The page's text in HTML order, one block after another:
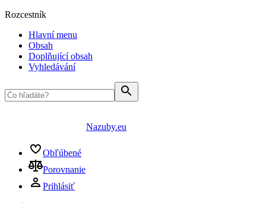
Rozcestník
Hlavní menu
Obsah
Doplňující obsah
Vyhledávání
Nazuby.eu
Obľúbené
Porovnanie
Prihlásiť